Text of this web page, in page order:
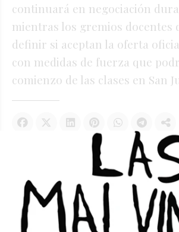
continuará en negociación
mientras los gremios docentes
definir si aceptan la oferta
con medidas de fuerza que
comienzo de las clases en San
Te puede interesar